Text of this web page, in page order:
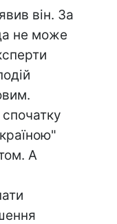
він. За
не може
А